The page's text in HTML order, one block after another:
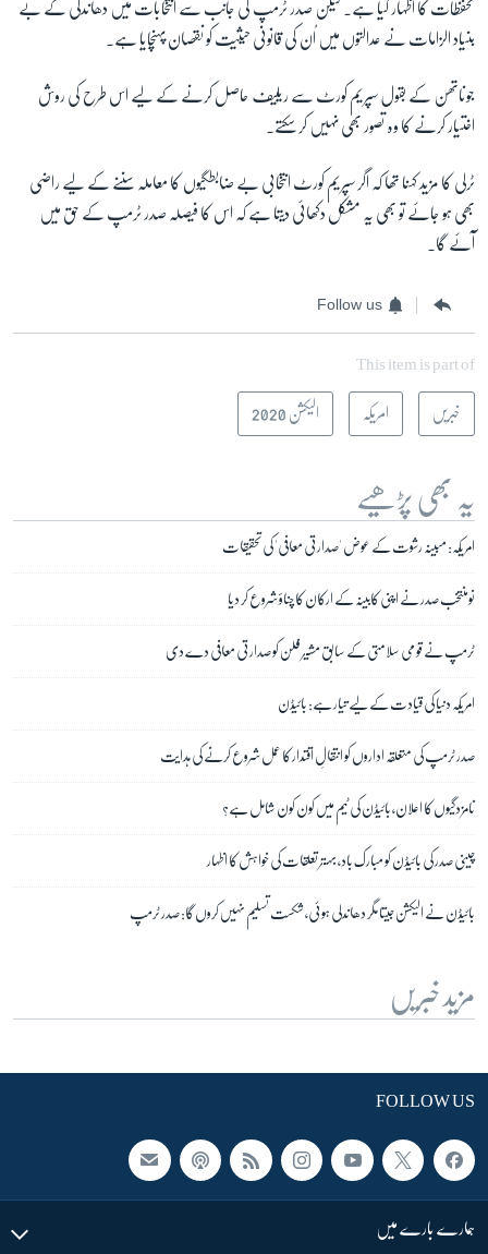
تحفظات کا اظہار کیا ہے۔ لیکن صدر ٹرمپ کی جانب سے انتخابات میں دھاندلی کے بے
بنیاد الزامات نے عدالتوں میں اُن کی قانونی حیثیت کو نقصان پہنچایا ہے۔
جوناتھن کے بقول سپریم کورٹ سے ریلیف حاصل کرنے کے لیے اس طرح کی روش
اختیار کرنے کا وہ تصور بھی نہیں کر سکتے۔
ٹرلی کا مزید کہنا تھا کہ اگر سپریم کورٹ انتخابی بے ضابطگیوں کا معاملہ سننے کے لیے راضی
بھی ہو جائے تو بھی یہ مشکل دکھائی دیتا ہے کہ اس کا فیصلہ صدر ٹرمپ کے حق میں
آئے گا۔
Follow us
This item is part of
خبریں امریکہ الیکشن 2020
یہ بھی پڑھیے
امریکہ: مبینہ رشوت کے عوض 'صدارتی معافی' کی تحقیقات
نومنتخب صدر نے اپنی کابینہ کے ارکان کا چناؤ شروع کر دیا
ٹرمپ نے قومی سلامتی کے سابق مشیر فلن کو صدارتی معافی دے دی
امریکہ دنیا کی قیادت کے لیے تیار ہے: بائیڈن
صدر ٹرمپ کی متعلقہ اداروں کو انتقالِ اقتدار کا عمل شروع کرنے کی ہدایت
نامزدگیوں کا اعلان، بائیڈن کی ٹیم میں کون کون شامل ہے؟
چینی صدر کی بائیڈن کو مبارک باد، بہتر تعلقات کی خواہش کا اظہار
بائیڈن نے الیکشن جیتا مگر دھاندلی ہوئی، شکست تسلیم نہیں کروں گا: صدر ٹرمپ
مزید خبریں
FOLLOW US
ہمارے بارے میں